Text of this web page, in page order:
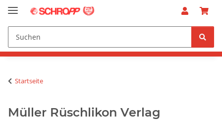
Startseite
Müller Rüschlikon Verlag